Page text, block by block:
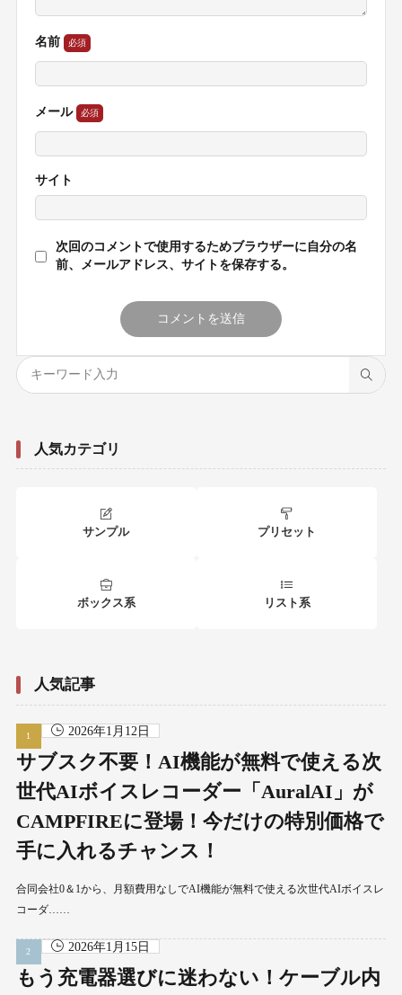
名前
メール
サイト
次回のコメントで使用するためブラウザーに自分の名
前、メールアドレス、サイトを保存する。
人気カテゴリ
サンプル プリセット
ボックス系 リスト系
人気記事
2026年1月12日
サブスク不要！AI機能が無料で使える次
世代AIボイスレコーダー「AuralAI」が
CAMPFIREに登場！今だけの特別価格で
手に入れるチャンス！
合同会社0＆1から、月額費用なしでAI機能が無料で使える次世代AIボイスレ
コーダ……
2026年1月15日
もう充電器選びに迷わない！ケーブル内